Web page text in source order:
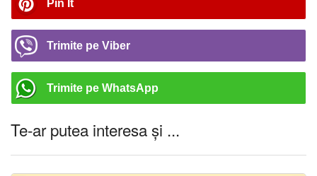
Pin It
Trimite pe Viber
Trimite pe WhatsApp
Te-ar putea interesa și ...